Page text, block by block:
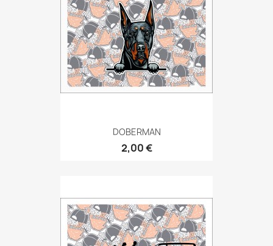
DOBERMAN
2,00 €